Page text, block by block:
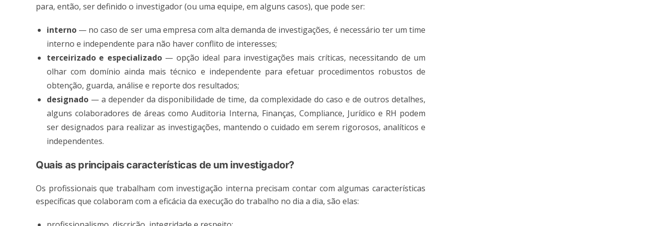
para, então, ser definido o investigador (ou uma equipe, em alguns casos), que pode ser:
interno — no caso de ser uma empresa com alta demanda de investigações, é necessário ter um time
interno e independente para não haver conflito de interesses;
terceirizado e especializado— opção ideal para investigações mais críticas, necessitando de um
olhar com domínio ainda mais técnico e independente para efetuar procedimentos robustos de
obtenção, guarda, análise e reporte dos resultados;
designado — a depender da disponibilidade de time, da complexidade do caso e de outros detalhes,
alguns colaboradores de áreas como Auditoria Interna, Finanças, Compliance, Jurídico e RH podem
ser designados para realizar as investigações, mantendo o cuidado em serem rigorosos, analíticos e
independentes.
Quais as principais características de um investigador?
Os profissionais que trabalham com investigação interna precisam contar com algumas características
específicas que colaboram com a eficácia da execução do trabalho no dia a dia, são elas: